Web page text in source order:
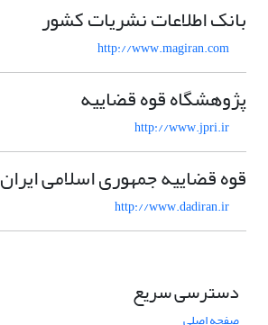
بانک اطلاعات نشریات کشور
http://www.magiran.com
پژوهشگاه قوه قضاییه
http://www.jpri.ir
قوه قضاییه جمهوری اسلامی ایران
http://www.dadiran.ir
دسترسی سریع